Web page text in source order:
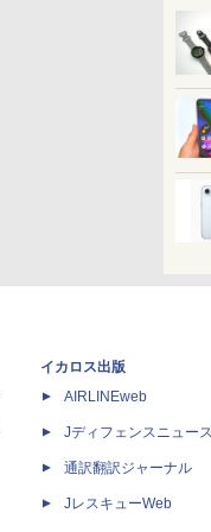
イカロス出版
AIRLINEweb
Jディフェンスニュー
通訳翻訳ジャーナル
JレスキューWeb